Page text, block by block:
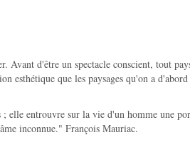
Avant d'être un spectacle conscient, tout
esthétique que les paysages qu'on a
elle entrouvre sur la vie d'un homme une
inconnue." François Mauriac.